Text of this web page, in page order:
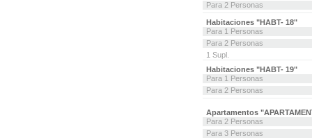
Para 2 Personas
Habitaciones "HABT- 18"
Para 1 Personas
Para 2 Personas
1 Supl.
Habitaciones "HABT- 19"
Para 1 Personas
Para 2 Personas
Apartamentos
Para 2 Personas
Para 3 Personas